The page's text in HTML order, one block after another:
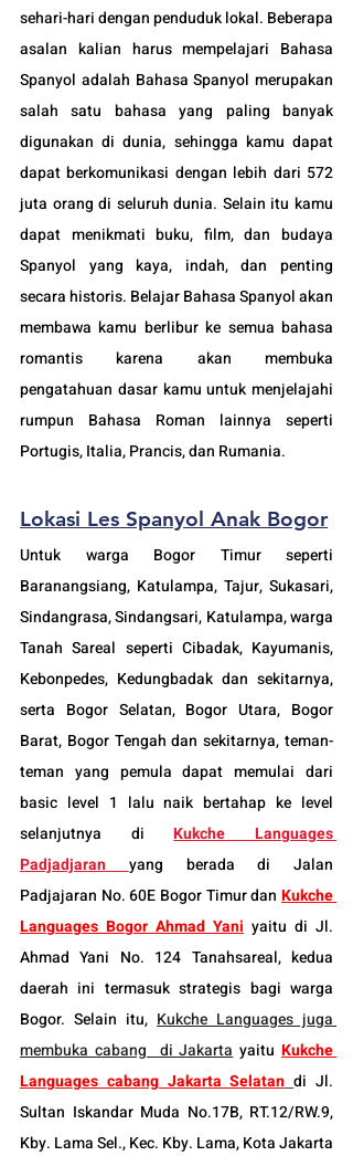
sehari-hari dengan penduduk lokal. Beberapa
asalan kalian harus mempelajari Bahasa
Spanyol adalah Bahasa Spanyol merupakan
salah satu bahasa yang paling banyak
digunakan di dunia, sehingga kamu dapat
dapat berkomunikasi dengan lebih dari 572
juta orang di seluruh dunia. Selain itu kamu
dapat menikmati buku, film, dan budaya
Spanyol yang kaya, indah, dan penting
secara historis. Belajar Bahasa Spanyol akan
membawa kamu berlibur ke semua bahasa
romantis karena akan membuka
pengatahuan dasar kamu untuk menjelajahi
rumpun Bahasa Roman lainnya seperti
Portugis, Italia, Prancis, dan Rumania.
Lokasi Les Spanyol Anak Bogor
Untuk warga Bogor Timur seperti
Baranangsiang, Katulampa, Tajur, Sukasari,
Sindangrasa, Sindangsari, Katulampa, warga
Tanah Sareal seperti Cibadak, Kayumanis,
Kebonpedes, Kedungbadak dan sekitarnya,
serta Bogor Selatan, Bogor Utara, Bogor
Barat, Bogor Tengah dan sekitarnya, teman-
teman yang pemula dapat memulai dari
basic level 1 lalu naik bertahap ke level
selanjutnya di Kukche Languages
Padjadjaran
yang berada di Jalan
Padjajaran No. 60E Bogor Timur dan Kukche
Languages Bogor Ahmad Yani yaitu di Jl.
Ahmad Yani No. 124 Tanahsareal, kedua
daerah ini termasuk strategis bagi warga
Bogor. Selain itu, Kukche Languages juga
membuka cabang  di Jakarta yaitu Kukche
Languages cabang Jakarta Selatan di Jl.
Sultan Iskandar Muda No.17B, RT.12/RW.9,
Kby. Lama Sel., Kec. Kby. Lama, Kota Jakarta